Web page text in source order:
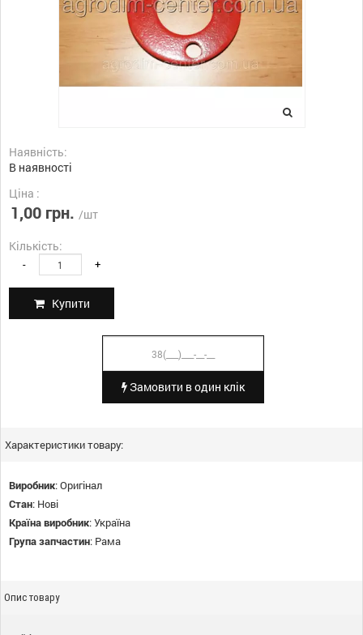
Наявність:
В наявності
Ціна :
1,00 грн. /шт
Кількість:
- +
Купити
Замовити в один клік
Характеристики товару:
Виробник:Оригінал
Стан: Нові
Країна виробник:Україна
Група запчастин: Рама
Опис товару